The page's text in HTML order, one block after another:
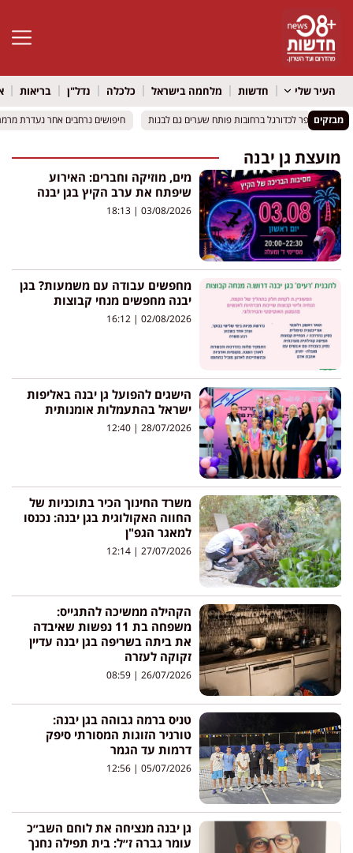
פתח
העיר שלי חדשות מלחמה בישראל כלכלה נדל"ן בריאות
מבזקים
בית הספר לכדורגל ברחובות פותח שערים גם לבנות
בית הספר לכדורגל ברחובות פותח שערים גם לבנות חיפושים נרחבים אחר נעדרת מרמת
חיפושים נרחבים אחר נעדרת מרמת
מועצת גן יבנה
מים, מוזיקה וחברים: האירוע
שיפתח את ערב הקיץ בגן יבנה
03/08/2026
מחפשים עבודה עם משמעות? בגן
יבנה מחפשים מנחי קבוצות
02/08/2026
הישגים להפועל גן יבנה באליפות
ישראל בהתעמלות אומנותית
28/07/2026
משרד החינוך הכיר בתוכניות של
החווה האקולוגית בגן יבנה: נכנסו
למאגר הגפ"ן
27/07/2026
הקהילה ממשיכה להתגייס:
משפחה בת 11 נפשות שאיבדה
את ביתה בשריפה בגן יבנה עדיין
זקוקה לעזרה
26/07/2026
טניס ברמה גבוהה בגן יבנה:
טורניר הזוגות המסורתי סיפק
דרמות עד הגמר
05/07/2026
גן יבנה מנציחה את לוחם השב״כ
עומר גברה ז״ל: בית תפילה נחנך